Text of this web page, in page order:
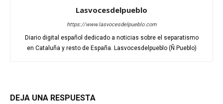
Lasvocesdelpueblo
https://www.lasvocesdelpueblo.com
Diario digital español dedicado a noticias sobre el separatismo
en Cataluña y resto de España. Lasvocesdelpueblo (Ñ Pueblo)
DEJA UNA RESPUESTA